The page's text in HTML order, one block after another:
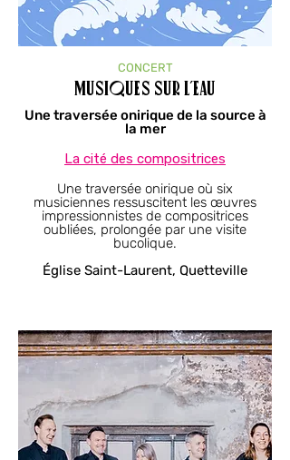
CONCERT
Musiques sur l’eau
Une traversée onirique de la source à
la mer
La cité des compositrices​
Une traversée onirique où six
musiciennes ressuscitent les œuvres
impressionnistes de compositrices
oubliées, prolongée par une visite
bucolique.
Église Saint-Laurent, Quetteville